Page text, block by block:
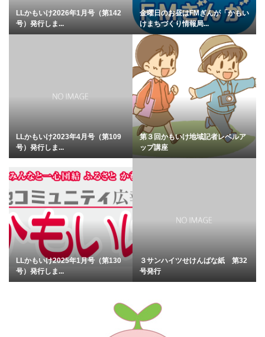
LLかもいけ2026年1月号（第142
号）発行しま...
金曜日のお昼はFMぎんが「かもい
けまちづくり情報局...
LLかもいけ2023年4月号（第109
号）発行しま...
第３回かもいけ地域記者レベルア
ップ講座
LLかもいけ2025年1月号（第130
号）発行しま...
３サンハイツせけんばな紙 第32
号発行